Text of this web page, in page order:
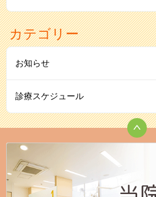
カテゴリー
お知らせ
診療スケジュール